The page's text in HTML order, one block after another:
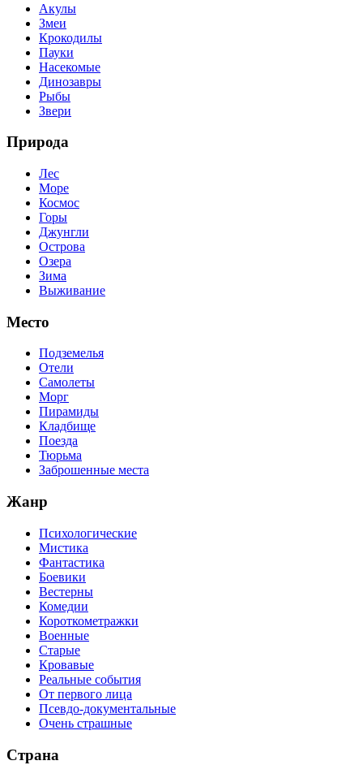
Акулы
Змеи
Крокодилы
Пауки
Насекомые
Динозавры
Рыбы
Звери
Природа
Лес
Море
Космос
Горы
Джунгли
Острова
Озера
Зима
Выживание
Место
Подземелья
Отели
Самолеты
Морг
Пирамиды
Кладбище
Поезда
Тюрьма
Заброшенные места
Жанр
Психологические
Мистика
Фантастика
Боевики
Вестерны
Комедии
Короткометражки
Военные
Старые
Кровавые
Реальные события
От первого лица
Псевдо-документальные
Очень страшные
Страна